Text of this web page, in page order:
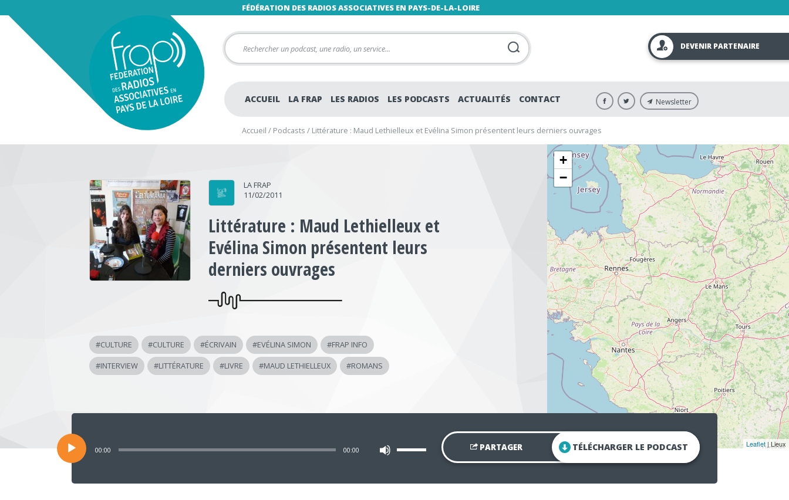
FÉDÉRATION DES RADIOS ASSOCIATIVES EN PAYS-DE-LA-LOIRE
DEVENIR PARTENAIRE
ACCUEIL LA FRAP LES RADIOS LES PODCASTS ACTUALITÉS CONTACT Newsletter
Accueil / Podcasts / Littérature : Maud Lethielleux et Evélina Simon présentent leurs derniers ouvrages
LA FRAP
11/02/2011
Littérature : Maud Lethielleux et
Evélina Simon présentent leurs
derniers ouvrages
#CULTURE #CULTURE #ÉCRIVAIN #EVÉLINA SIMON #FRAP INFO
#INTERVIEW #LITTÉRATURE #LIVRE #MAUD LETHIELLEUX #ROMANS
+
−
Leaflet| Lieux
Lecteur
00:00 00:00 les
pour
PARTAGER TÉLÉCHARGER LE PODCAST